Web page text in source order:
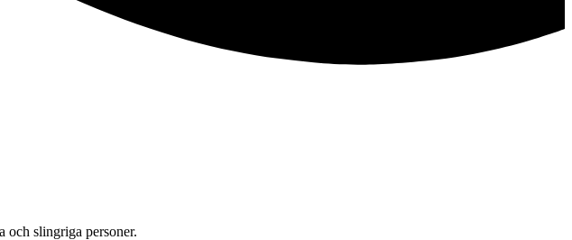
och slingriga personer.